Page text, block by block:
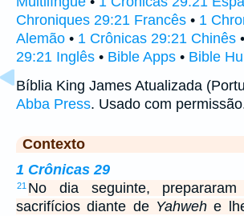
Chroniques 29:21 Francês • 1
Alemão • 1 Crônicas 29:21 Chinês •
29:21 Inglês • Bible Apps • Bible
Bíblia King James Atualizada
Abba Press. Usado com
Contexto
1 Crônicas 29
21 No dia seguinte,
sacrifícios diante de Yahweh e